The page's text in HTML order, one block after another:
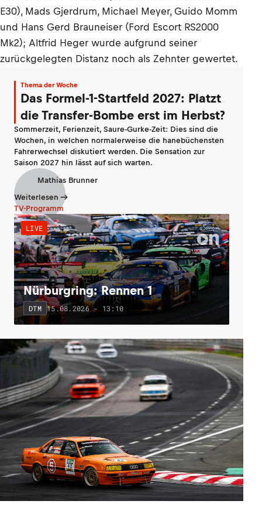
E30), Mads Gjerdrum, Michael Meyer, Guido Momm
und Hans Gerd Brauneiser (Ford Escort RS2000
Mk2); Altfrid Heger wurde aufgrund seiner
zurückgelegten Distanz noch als Zehnter gewertet.
Thema der Woche
Das Formel-1-Startfeld 2027: Platzt
die Transfer-Bombe erst im Herbst?
Sommerzeit, Ferienzeit, Saure-Gurke-Zeit: Dies sind die
Wochen, in welchen normalerweise die hanebüchensten
Fahrerwechsel diskutiert werden. Die Sensation zur
Saison 2027 hin lässt auf sich warten.
Mathias Brunner
Weiterlesen
TV-Programm
LIVE
Nürburgring: Rennen 1
DTM 15.08.2026 - 13:10